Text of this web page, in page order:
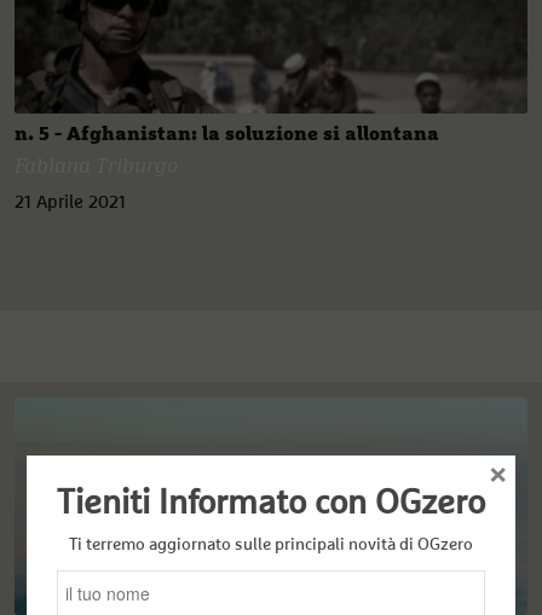
n. 5 - Afghanistan: la soluzione si allontana
21 Aprile 2021
Tieniti Informato con OGzero
Ti terremo aggiornato sulle principali novità di OGzero
×